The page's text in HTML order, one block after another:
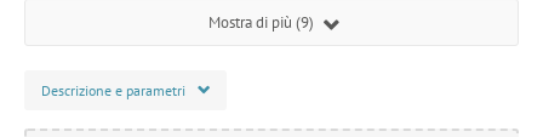
Mostra di più (9)
Descrizione e parametri